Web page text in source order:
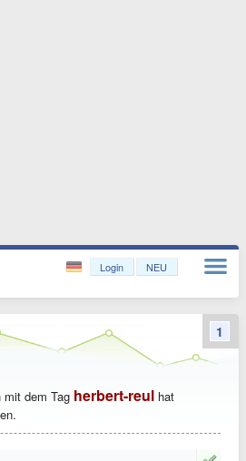
Login NEU
mit dem Tag herbert-reul hat
1